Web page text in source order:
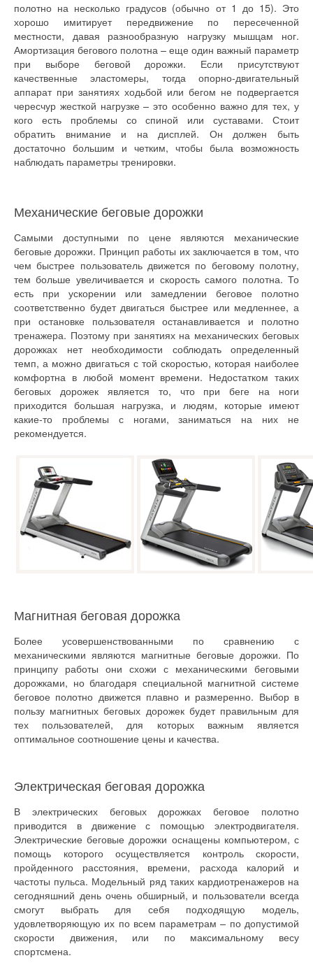
полотно на несколько градусов (обычно от 1 до 15). Это
хорошо имитирует передвижение по пересеченной
местности, давая разнообразную нагрузку мышцам ног.
Амортизация бегового полотна – еще один важный параметр
при выборе беговой дорожки. Если присутствуют
качественные эластомеры, тогда опорно-двигательный
аппарат при занятиях ходьбой или бегом не подвергается
чересчур жесткой нагрузке – это особенно важно для тех, у
кого есть проблемы со спиной или суставами. Стоит
обратить внимание и на дисплей. Он должен быть
достаточно большим и четким, чтобы была возможность
наблюдать параметры тренировки.
Механические беговые дорожки
Самыми доступными по цене являются механические
беговые дорожки. Принцип работы их заключается в том, что
чем быстрее пользователь движется по беговому полотну,
тем больше увеличивается и скорость самого полотна. То
есть при ускорении или замедлении беговое полотно
соответственно будет двигаться быстрее или медленнее, а
при остановке пользователя останавливается и полотно
тренажера. Поэтому при занятиях на механических беговых
дорожках нет необходимости соблюдать определенный
темп, а можно двигаться с той скоростью, которая наиболее
комфортна в любой момент времени. Недостатком таких
беговых дорожек является то, что при беге на ноги
приходится большая нагрузка, и людям, которые имеют
какие-то проблемы с ногами, заниматься на них не
рекомендуется.
Магнитная беговая дорожка
Более усовершенствованными по сравнению с
механическими являются магнитные беговые дорожки. По
принципу работы они схожи с механическими беговыми
дорожками, но благодаря специальной магнитной системе
беговое полотно движется плавно и размеренно. Выбор в
пользу магнитных беговых дорожек будет правильным для
тех пользователей, для которых важным является
оптимальное соотношение цены и качества.
Электрическая беговая дорожка
В электрических беговых дорожках беговое полотно
приводится в движение с помощью электродвигателя.
Электрические беговые дорожки оснащены компьютером, с
помощь которого осуществляется контроль скорости,
пройденного расстояния, времени, расхода калорий и
частоты пульса. Модельный ряд таких кардиотренажеров на
сегодняшний день очень обширный, и пользователи всегда
смогут выбрать для себя подходящую модель,
удовлетворяющую их по всем параметрам – по допустимой
скорости движения, или по максимальному весу
спортсмена.